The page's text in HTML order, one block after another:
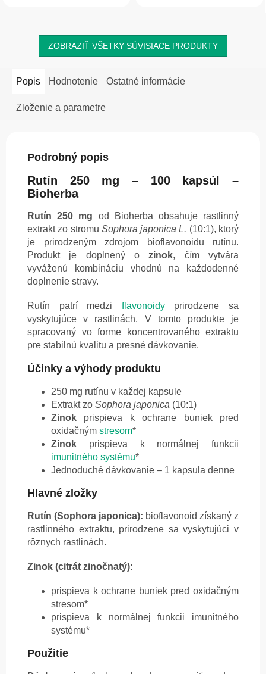
ZOBRAZIŤ VŠETKY SÚVISIACE PRODUKTY
Popis Hodnotenie Ostatné informácie
Zloženie a parametre
Podrobný popis
Rutín 250 mg – 100 kapsúl –
Bioherba
Rutín 250 mg od Bioherba obsahuje rastlinný
extrakt zo stromu Sophora japonica L. (10:1), ktorý
je prirodzeným zdrojom bioflavonoidu rutínu.
Produkt je doplnený ozinok, čím vytvára
vyváženú kombináciu vhodnú na každodenné
doplnenie stravy.
Rutín patrí medzi flavonoidyprirodzene sa
vyskytujúce v rastlinách. V tomto produkte je
spracovaný vo forme koncentrovaného extraktu
pre stabilnú kvalitu a presné dávkovanie.
Účinky a výhody produktu
250 mg rutínu v každej kapsule
Extrakt zo Sophora japonica (10:1)
Zinok prispieva k ochrane buniek pred
oxidačným stresom*
Zinok prispieva k normálnej funkcii
imunitného systému*
Jednoduché dávkovanie – 1 kapsula denne
Hlavné zložky
Rutín (Sophora japonica): bioflavonoid získaný z
rastlinného extraktu, prirodzene sa vyskytujúci v
rôznych rastlinách.
Zinok (citrát zinočnatý):
prispieva k ochrane buniek pred oxidačným
stresom*
prispieva k normálnej funkcii imunitného
systému*
Použitie